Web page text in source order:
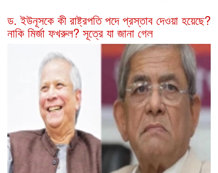
ড. ইউনূসকে কী রাষ্ট্রপতি পদে প্রস্তাব দেওয়া হয়েছে?
নাকি মির্জা ফখরুল? সূত্রে যা জানা গেল